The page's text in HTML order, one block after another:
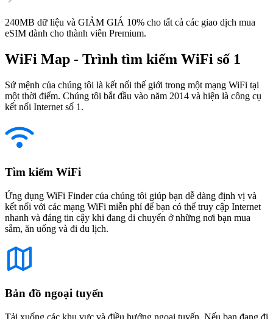
240MB dữ liệu và GIẢM GIÁ 10% cho tất cả các giao dịch mua
eSIM dành cho thành viên Premium.
WiFi Map - Trình tìm kiếm WiFi số 1
Sứ mệnh của chúng tôi là kết nối thế giới trong một mạng WiFi tại
một thời điểm. Chúng tôi bắt đầu vào năm 2014 và hiện là công cụ
kết nối Internet số 1.
Tìm kiếm WiFi
Ứng dụng WiFi Finder của chúng tôi giúp bạn dễ dàng định vị và
kết nối với các mạng WiFi miễn phí để bạn có thể truy cập Internet
nhanh và đáng tin cậy khi đang di chuyển ở những nơi bạn mua
sắm, ăn uống và đi du lịch.
Bản đồ ngoại tuyến
Tải xuống các khu vực và điều hướng ngoại tuyến. Nếu bạn đang đi